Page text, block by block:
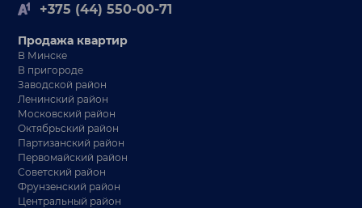
+375 (44) 550-00-71
Продажа квартир
В Минске
В пригороде
Заводской район
Ленинский район
Московский район
Октябрьский район
Партизанский район
Первомайский район
Советский район
Фрунзенский район
Центральный район